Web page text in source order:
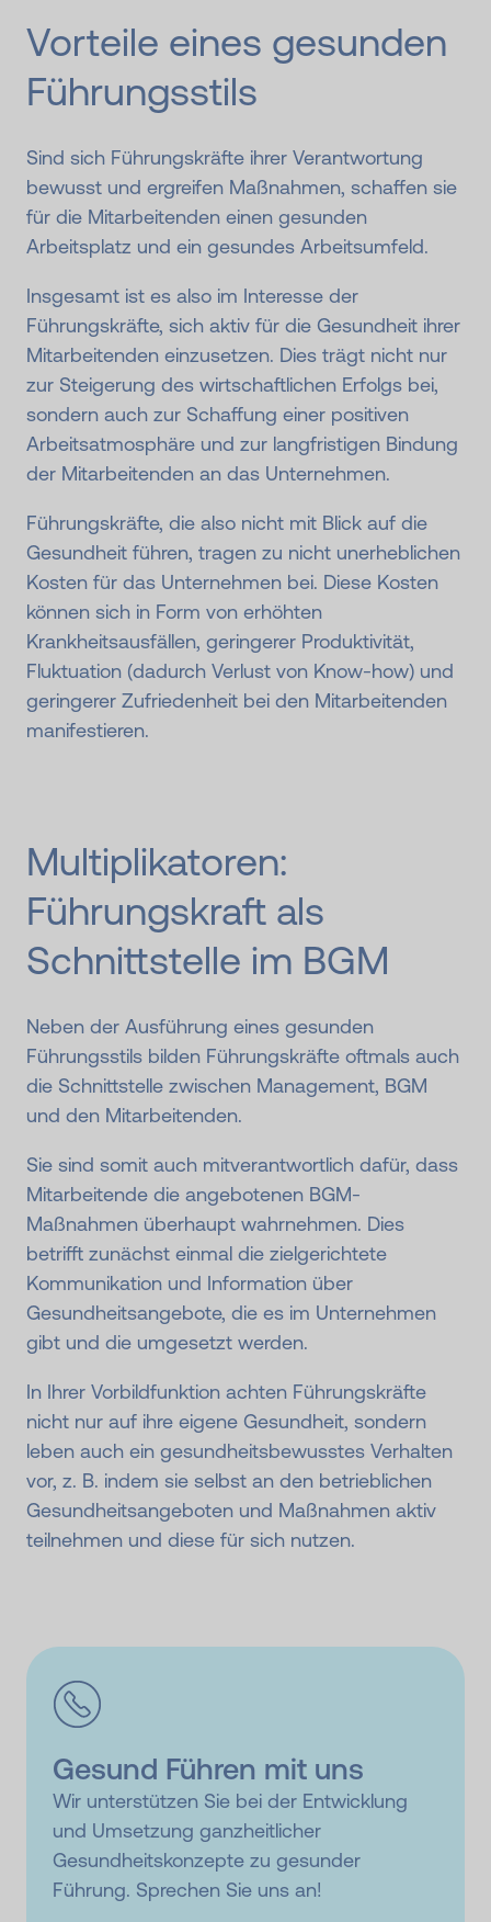
Vorteile eines gesunden
Führungs­stils
Sind sich Führungskräfte ihrer Verantwortung
bewusst und ergreifen Maßnahmen, schaffen sie
für die Mitarbeitenden einen gesunden
Arbeitsplatz und ein gesundes Arbeitsumfeld.
Insgesamt ist es also im Interesse der
Führungskräfte, sich aktiv für die Gesundheit ihrer
Mitarbeitenden einzusetzen. Dies trägt nicht nur
zur Steigerung des wirtschaftlichen Erfolgs bei,
sondern auch zur Schaffung einer positiven
Arbeitsatmosphäre und zur langfristigen Bindung
der Mitarbeitenden an das Unternehmen.
Führungskräfte, die also nicht mit Blick auf die
Gesundheit führen, tragen zu nicht unerheblichen
Kosten für das Unternehmen bei. Diese Kosten
können sich in Form von erhöhten
Krankheitsausfällen, geringerer Produktivität,
Fluktuation (dadurch Verlust von Know-how) und
geringerer Zufriedenheit bei den Mitarbeitenden
manifestieren.
Multiplikatoren:
Führungskraft als
Schnittstelle im BGM
Neben der Ausführung eines gesunden
Führungsstils bilden Führungskräfte oftmals auch
die Schnittstelle zwischen Management, BGM
und den Mitarbeitenden.
Sie sind somit auch mitverantwortlich dafür, dass
Mitarbeitende die angebotenen BGM-
Maßnahmen überhaupt wahrnehmen. Dies
betrifft zunächst einmal die zielgerichtete
Kommunikation und Information über
Gesundheitsangebote, die es im Unternehmen
gibt und die umgesetzt werden.
In Ihrer Vorbildfunktion achten Führungskräfte
nicht nur auf ihre eigene Gesundheit, sondern
leben auch ein gesundheitsbewusstes Verhalten
vor, z. B. indem sie selbst an den betrieblichen
Gesundheitsangeboten und Maßnahmen aktiv
teilnehmen und diese für sich nutzen.
Gesund Führen mit uns
Wir unterstützen Sie bei der Entwicklung
und Umsetzung ganzheitlicher
Gesundheitskonzepte zu gesunder
Führung. Sprechen Sie uns an!